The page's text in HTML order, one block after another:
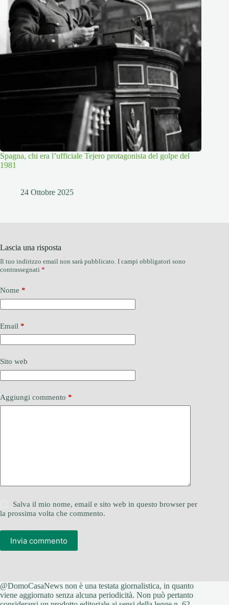
Spagna, chi era l’ufficiale Tejero protagonista del golpe del
1981
24 Ottobre 2025
Lascia una risposta
Il tuo indirizzo email non sarà pubblicato. I campi obbligatori sono
contrassegnati *
Nome *
Email *
Sito web
Aggiungi commento *
Salva il mio nome, email e sito web in questo browser per
la prossima volta che commento.
Invia commento
@DomoCasaNews non è una testata giornalistica, in quanto
viene aggiornato senza alcuna periodicità. Non può pertanto